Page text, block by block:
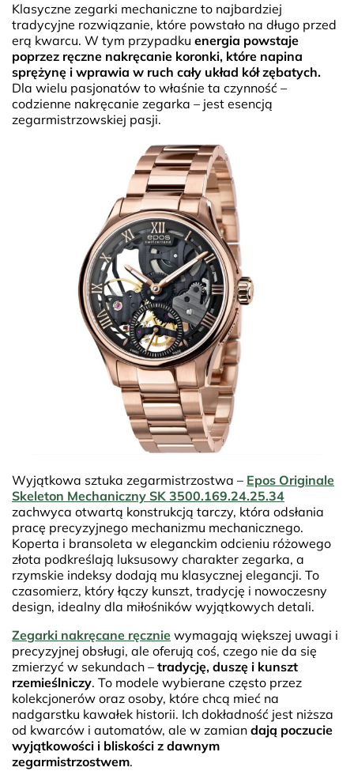
Klasyczne zegarki mechaniczne to najbardziej
tradycyjne rozwiązanie, które powstało na długo przed
erą kwarcu. W tym przypadku energia powstaje
poprzez ręczne nakręcanie koronki, które napina
sprężynę i wprawia w ruch cały układ kół zębatych.
Dla wielu pasjonatów to właśnie ta czynność –
codzienne nakręcanie zegarka – jest esencją
zegarmistrzowskiej pasji.
Wyjątkowa sztuka zegarmistrzostwa – Epos Originale
Skeleton Mechaniczny SK 3500.169.24.25.34
zachwyca otwartą konstrukcją tarczy, która odsłania
pracę precyzyjnego mechanizmu mechanicznego.
Koperta i bransoleta w eleganckim odcieniu różowego
złota podkreślają luksusowy charakter zegarka, a
rzymskie indeksy dodają mu klasycznej elegancji. To
czasomierz, który łączy kunszt, tradycję i nowoczesny
design, idealny dla miłośników wyjątkowych detali.
Zegarki nakręcane ręcznie wymagają większej uwagi i
precyzyjnej obsługi, ale oferują coś, czego nie da się
zmierzyć w sekundach – tradycję, duszę i kunszt
rzemieślniczy. To modele wybierane często przez
kolekcjonerów oraz osoby, które chcą mieć na
nadgarstku kawałek historii. Ich dokładność jest niższa
od kwarców i automatów, ale w zamian dają poczucie
wyjątkowości i bliskości z dawnym
zegarmistrzostwem.